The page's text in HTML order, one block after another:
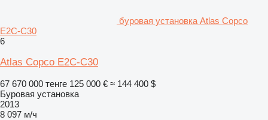
буровая установка Atlas Copco
E2C-C30
6
Atlas Copco E2C-C30
67 670 000 тенге 125 000 € ≈ 144 400 $
Буровая установка
2013
8 097 м/ч